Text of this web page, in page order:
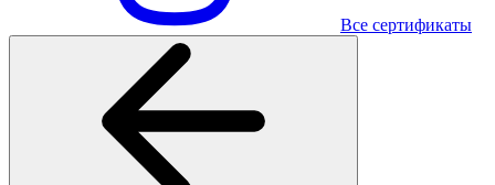
Все сертификаты